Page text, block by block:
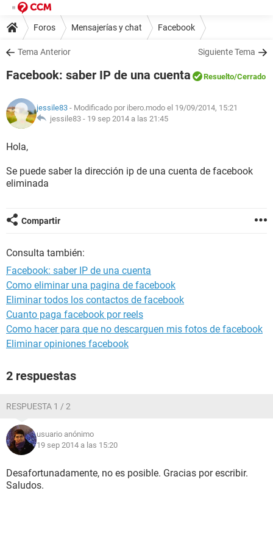
Foros Mensajerías y chat Facebook
Tema Anterior Siguiente Tema
Facebook: saber IP de una cuenta Resuelto/Cerrado
jessile83 - Modificado por ibero.modo el 19/09/2014, 15:21
jessile83 - 19 sep 2014 a las 21:45
Hola,
Se puede saber la dirección ip de una cuenta de facebook
eliminada
Compartir
Consulta también:
Facebook: saber IP de una cuenta
Como eliminar una pagina de facebook
Eliminar todos los contactos de facebook
Cuanto paga facebook por reels
Como hacer para que no descarguen mis fotos de facebook
Eliminar opiniones facebook
2 respuestas
RESPUESTA 1 / 2
usuario anónimo
19 sep 2014 a las 15:20
Desafortunadamente, no es posible. Gracias por escribir.
Saludos.